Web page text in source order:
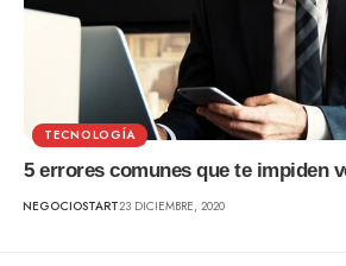
TECNOLOGÍA
5 errores comunes que te impiden
NEGOCIOSTART23 DICIEMBRE, 2020